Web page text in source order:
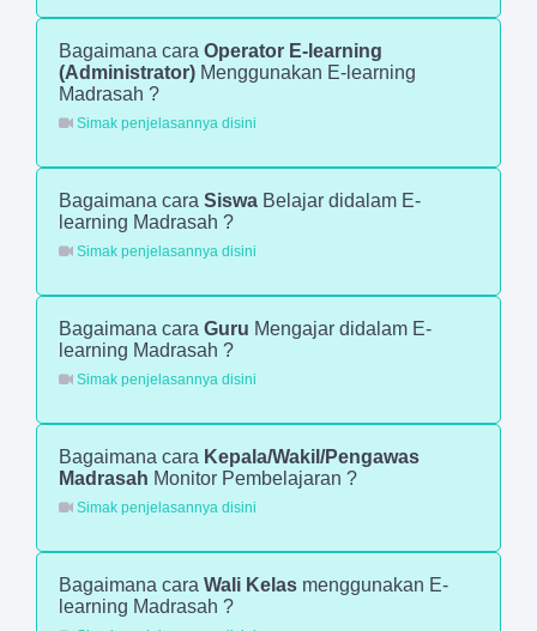
Bagaimana cara Operator E-learning
(Administrator) Menggunakan E-learning
Madrasah ?
Simak penjelasannya disini
Bagaimana cara Siswa Belajar didalam E-
learning Madrasah ?
Simak penjelasannya disini
Bagaimana cara Guru Mengajar didalam E-
learning Madrasah ?
Simak penjelasannya disini
Bagaimana cara Kepala/Wakil/Pengawas
Madrasah Monitor Pembelajaran ?
Simak penjelasannya disini
Bagaimana cara Wali Kelas menggunakan E-
learning Madrasah ?